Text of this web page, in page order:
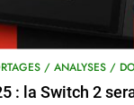
/ ANALYSES /
: la Switch 2